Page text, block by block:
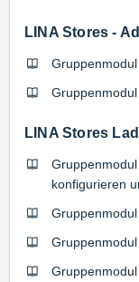
LINA Stores -
LINA Stores
konfigurieren